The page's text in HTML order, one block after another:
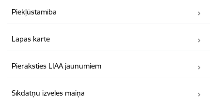
Piekļūstamība
Lapas karte
Pieraksties LIAA jaunumiem
Sīkdatņu izvēles maiņa